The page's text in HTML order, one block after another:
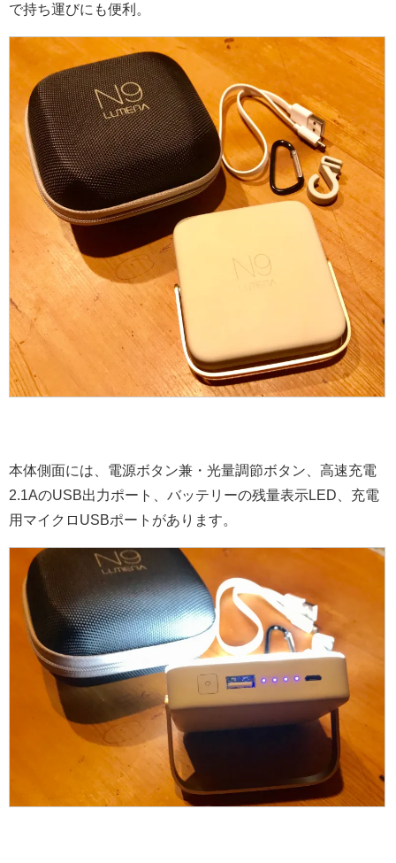
で持ち運びにも便利。
本体側面には、電源ボタン兼・光量調節ボタン、高速充電
2.1AのUSB出力ポート、バッテリーの残量表示LED、充電
用マイクロUSBポートがあります。